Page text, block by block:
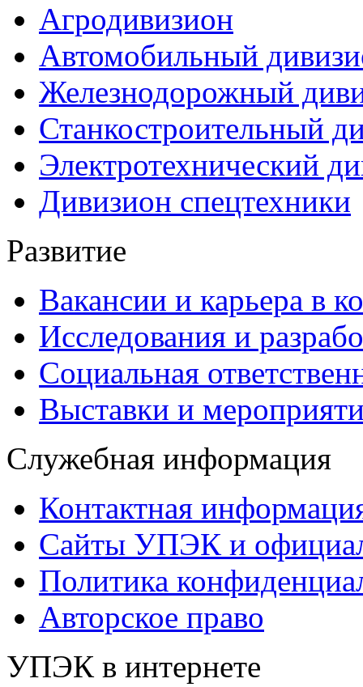
Агродивизион
Автомобильный
Железнодорожный
Станкостроительный
Электротехнический
Дивизион спецтехники
Развитие
Вакансии и карьера в
Исследования и
Социальная
Выставки и
Служебная информация
Контактная
Сайты УПЭК и
Политика
Авторское право
УПЭК в интернете